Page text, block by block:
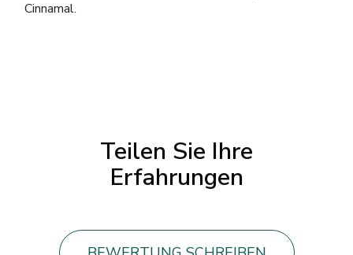
Cinnamal.
Teilen Sie Ihre
Erfahrungen